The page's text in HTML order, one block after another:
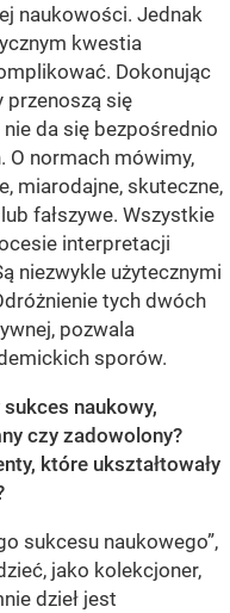
naukowości. Jednak
kwestia
Dokonując
przenoszą się
da się bezpośrednio
normach mówimy,
miarodajne, skuteczne,
fałszywe. Wszystkie
interpretacji
niezwykle użytecznymi
tych dwóch
pozwala
sporów.
naukowy,
czy zadowolony?
które ukształtowały
sukcesu naukowego”,
jako kolekcjoner,
dzieł jest